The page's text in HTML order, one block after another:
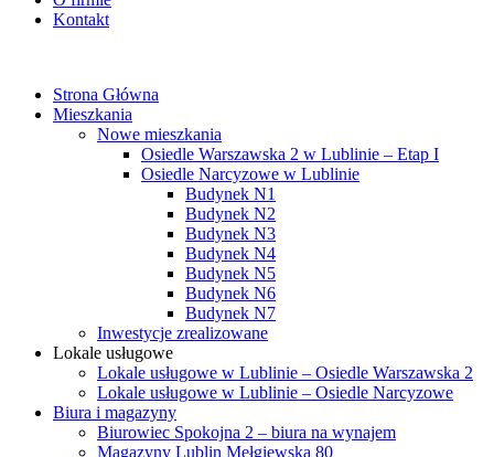
Kontakt
Strona Główna
Mieszkania
Nowe mieszkania
Osiedle Warszawska 2 w Lublinie – Etap I
Osiedle Narcyzowe w Lublinie
Budynek N1
Budynek N2
Budynek N3
Budynek N4
Budynek N5
Budynek N6
Budynek N7
Inwestycje zrealizowane
Lokale usługowe
Lokale usługowe w Lublinie – Osiedle Warszawska 2
Lokale usługowe w Lublinie – Osiedle Narcyzowe
Biura i magazyny
Biurowiec Spokojna 2 – biura na wynajem
Magazyny Lublin Mełgiewska 80